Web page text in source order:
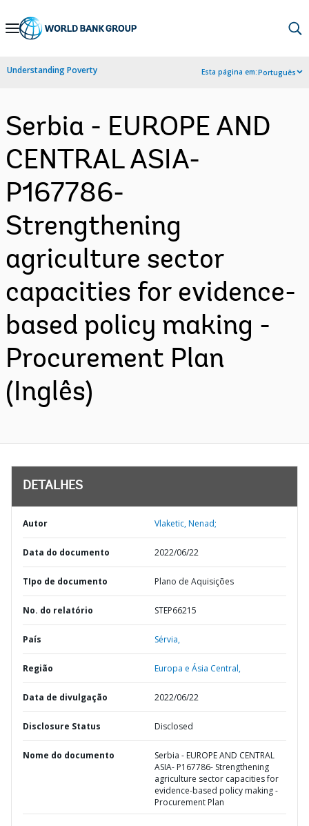
Skip
Navigation
Understanding Poverty Esta página em:Português
Serbia - EUROPE AND
CENTRAL ASIA-
P167786-
Strengthening
agriculture sector
capacities for evidence-
based policy making -
Procurement Plan
(Inglês)
DETALHES
Autor Vlaketic, Nenad;
Data do documento 2022/06/22
TIpo de documento Plano de Aquisições
No. do relatório STEP66215
País Sérvia,
Região Europa e Ásia Central,
Data de divulgação 2022/06/22
Disclosure Status Disclosed
Nome do documento
Serbia - EUROPE AND CENTRAL
ASIA- P167786- Strengthening
agriculture sector capacities for
evidence-based policy making -
Procurement Plan